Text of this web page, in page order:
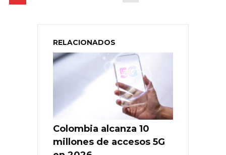
RELACIONADOS
Colombia alcanza 10
millones de accesos 5G